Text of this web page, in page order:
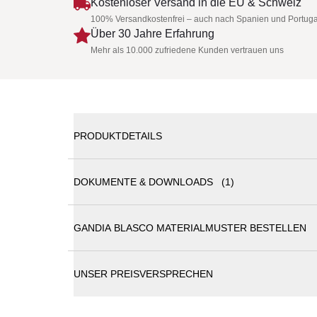
Kostenloser Versand in die EU & Schweiz
100% Versandkostenfrei – auch nach Spanien und
Über 30 Jahre Erfahrung
Mehr als 10.000 zufriedene Kunden vertrauen uns
PRODUKTDETAILS
Die ONSEN-Kollektion ist sehr schlicht und fügt
DOKUMENTE & DOWNLOADS (1)
GANDIA BLASCO MATERIALMUSTER BESTELLEN
UNSER PREISVERSPRECHEN